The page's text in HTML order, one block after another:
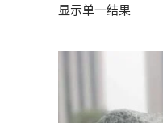
显示单一结果